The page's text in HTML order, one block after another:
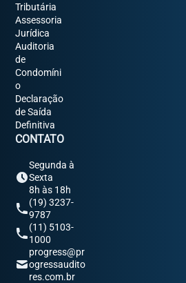
Tributária
Assessoria
Jurídica
Auditoria
de
Condomíni
o
Declaração
de Saída
Definitiva
CONTATO
Segunda à
Sexta
8h às 18h
(19) 3237-
9787
(11) 5103-
1000
progress@pr
ogressaudito
res.com.br